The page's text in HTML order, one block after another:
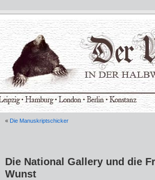
« Die Manuskriptschicker
Die National Gallery und die
Wunst